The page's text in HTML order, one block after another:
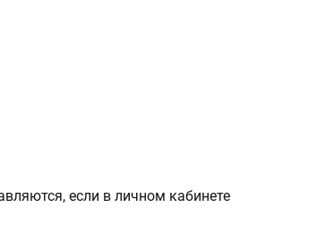
если в личном кабинете